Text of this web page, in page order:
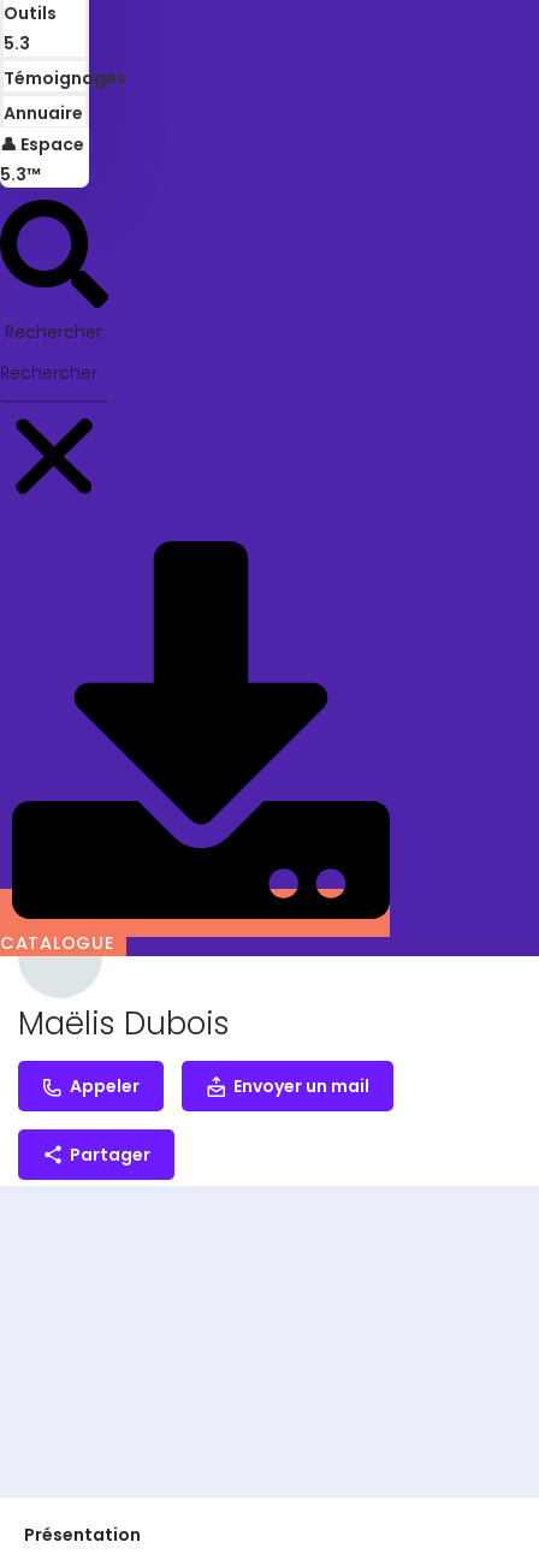
Outils
5.3
Témoignages
Annuaire
👤 Espace
5.3™
Rechercher
CATALOGUE
Maëlis Dubois
Appeler Envoyer un mail
Partager
Présentation